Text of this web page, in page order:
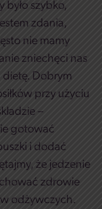
było szybko,
zdania,
nie mamy
zniechęci nas
Dobrym
przy użyciu
–
gotować
i dodać
że jedzenie
zdrowie
odżywczych.